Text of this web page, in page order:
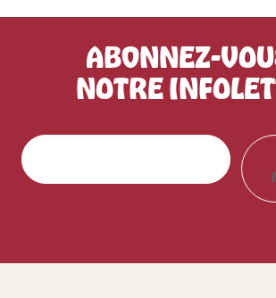
ABONNEZ-
NOTRE
E
m
a
é